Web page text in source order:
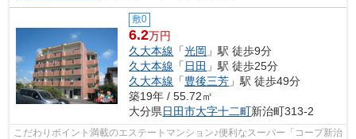
敷0
6.2万円
久大本線 「光岡 」駅 徒歩9分
久大本線 「 日田 」駅 徒歩25分
久大本線 「豊後三芳 」駅 徒歩49分
築19年 / 55.72㎡
大分県日田市大字十二町新治町313-2
こだわりポイント満載のエステートマンション♪便利なスーパー「コープ新治